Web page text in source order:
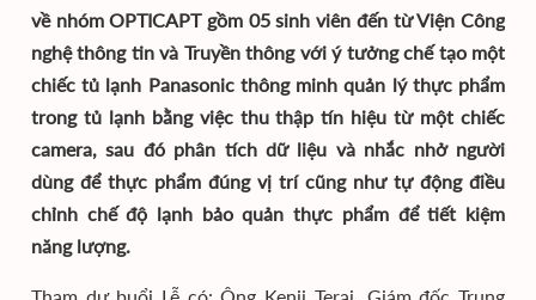
về nhóm OPTICAPT gồm 05 sinh viên đến từ Viện Công
nghệ thông tin và Truyền thông với ý tưởng chế tạo một
chiếc tủ lạnh Panasonic thông minh quản lý thực phẩm
trong tủ lạnh bằng việc thu thập tín hiệu từ một chiếc
camera, sau đó phân tích dữ liệu và nhắc nhở người
dùng để thực phẩm đúng vị trí cũng như tự động điều
chỉnh chế độ lạnh bảo quản thực phẩm để tiết kiệm
năng lượng.